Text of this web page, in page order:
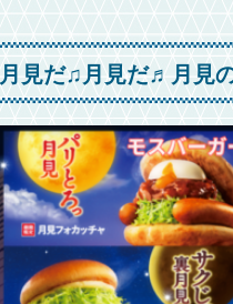
見だ♫月見だ♬月見